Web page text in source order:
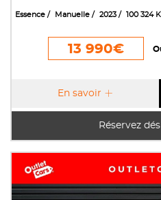
Essence Manuelle 2023 100 324
13 990€
Réservez
En savoir